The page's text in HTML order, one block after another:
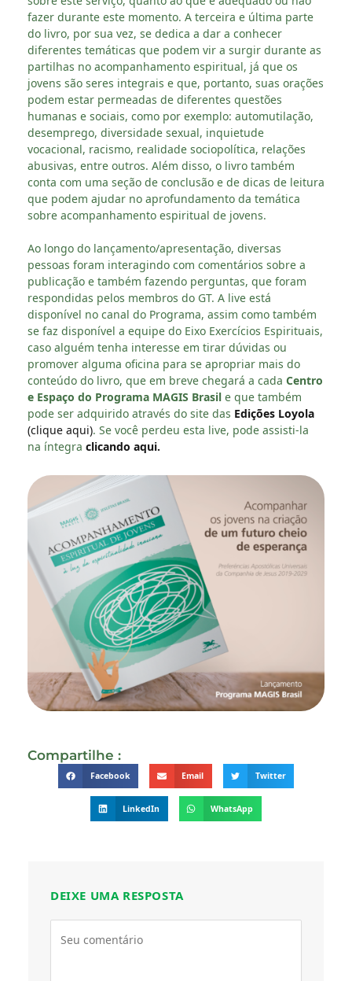
fazer durante este momento. A terceira e última parte
do livro, por sua vez, se dedica a dar a conhecer
diferentes temáticas que podem vir a surgir durante as
partilhas no acompanhamento espiritual, já que os
jovens são seres integrais e que, portanto, suas orações
podem estar permeadas de diferentes questões
humanas e sociais, como por exemplo: automutilação,
desemprego, diversidade sexual, inquietude
vocacional, racismo, realidade sociopolítica, relações
abusivas, entre outros. Além disso, o livro também
conta com uma seção de conclusão e de dicas de leitura
que podem ajudar no aprofundamento da temática
sobre acompanhamento espiritual de jovens.
Ao longo do lançamento/apresentação, diversas
pessoas foram interagindo com comentários sobre a
publicação e também fazendo perguntas, que foram
respondidas pelos membros do GT. A live está
disponível no canal do Programa, assim como também
se faz disponível a equipe do Eixo Exercícios Espirituais,
caso alguém tenha interesse em tirar dúvidas ou
promover alguma oficina para se apropriar mais do
conteúdo do livro, que em breve chegará a cada Centro
e Espaço do Programa MAGIS Brasil e que também
pode ser adquirido através do site das Edições Loyola
(clique aqui). Se você perdeu esta live, pode assisti-la
na íntegra clicando aqui.
Compartilhe :
Facebook Email Twitter
LinkedIn WhatsApp
DEIXE UMA RESPOSTA